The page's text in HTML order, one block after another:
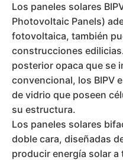
Los paneles solares
Photovoltaic Panels)
fotovoltaica, también
construcciones
posterior opaca que se
convencional, los BIPV
de vidrio que poseen
su estructura.
Los paneles solares
doble cara, diseñadas
producir energía solar